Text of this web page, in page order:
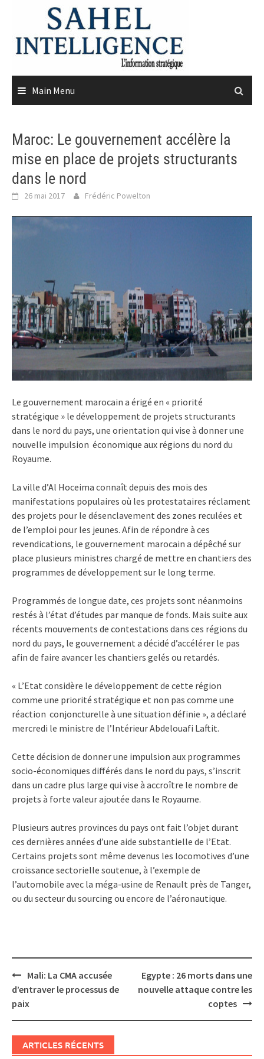
content
Main Menu
Maroc: Le gouvernement accélère la
mise en place de projets structurants
dans le nord
26 mai 2017 Frédéric Powelton
Le gouvernement marocain a érigé en « priorité
stratégique » le développement de projets structurants
dans le nord du pays, une orientation qui vise à donner une
nouvelle impulsion économique aux régions du nord du
Royaume.
La ville d’Al Hoceima connaît depuis des mois des
manifestations populaires où les protestataires réclament
des projets pour le désenclavement des zones reculées et
de l’emploi pour les jeunes. Afin de répondre à ces
revendications, le gouvernement marocain a dépêché sur
place plusieurs ministres chargé de mettre en chantiers des
programmes de développement sur le long terme.
Programmés de longue date, ces projets sont néanmoins
restés à l’état d’études par manque de fonds. Mais suite aux
récents mouvements de contestations dans ces régions du
nord du pays, le gouvernement a décidé d’accélérer le pas
afin de faire avancer les chantiers gelés ou retardés.
« L’Etat considère le développement de cette région
comme une priorité stratégique et non pas comme une
réaction conjoncturelle à une situation définie », a déclaré
mercredi le ministre de l’Intérieur Abdelouafi Laftit.
Cette décision de donner une impulsion aux programmes
socio-économiques différés dans le nord du pays, s’inscrit
dans un cadre plus large qui vise à accroître le nombre de
projets à forte valeur ajoutée dans le Royaume.
Plusieurs autres provinces du pays ont fait l’objet durant
ces dernières années d’une aide substantielle de l’Etat.
Certains projets sont même devenus les locomotives d’une
croissance sectorielle soutenue, à l’exemple de
l’automobile avec la méga-usine de Renault près de Tanger,
ou du secteur du sourcing ou encore de l’aéronautique.
Post
navigation
Mali: La CMA accusée
d’entraver le processus de
paix
Egypte : 26 morts dans une
nouvelle attaque contre les
coptes
ARTICLES RÉCENTS